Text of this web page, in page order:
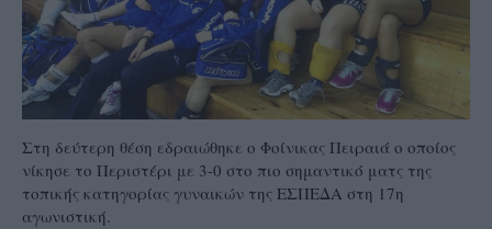
Στη δεύτερη θέση εδραιώθηκε ο Φοίνικας Πειραιά ο οποίος
νίκησε το Περιστέρι με 3-0 στο πιο σημαντικό ματς της
τοπικής κατηγορίας γυναικών της ΕΣΠΕΔΑ στη 17η
αγωνιστική.